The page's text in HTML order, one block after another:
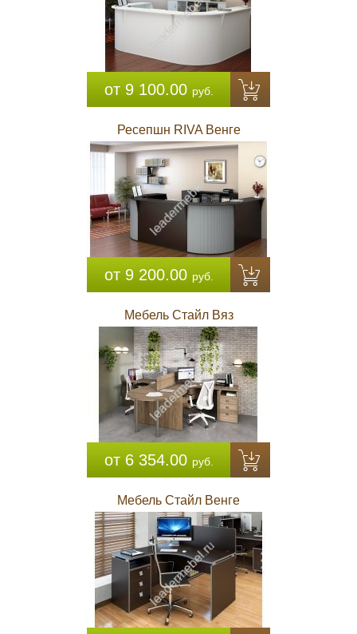
от 9 100.00 руб.
Ресепшн RIVA Венге
от 9 200.00 руб.
Мебель Стайл Вяз
от 6 354.00 руб.
Мебель Стайл Венге